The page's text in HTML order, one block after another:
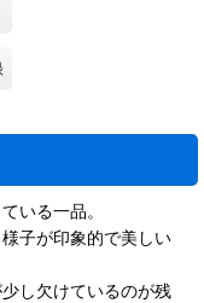
いる一品。
子が印象的で美しい
し欠けているのが残